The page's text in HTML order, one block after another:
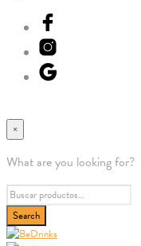
×
What are you looking for?